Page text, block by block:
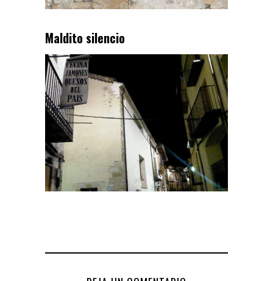
Maldito silencio